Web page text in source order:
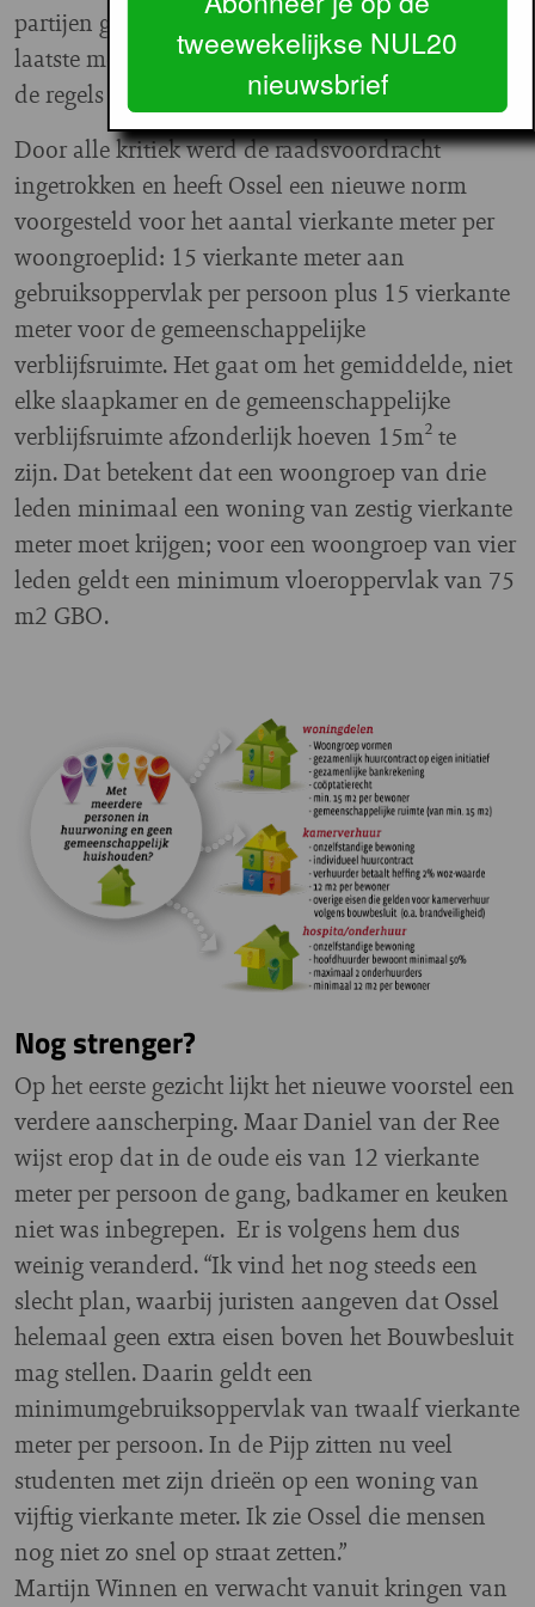
partijen geweest om te voorkomen dat er op het
laatste moment juridische onduidelijkheden in
de regels zouden sluipen.
Door alle kritiek werd de raadsvoordracht
ingetrokken en heeft Ossel een nieuwe norm
voorgesteld voor het aantal vierkante meter per
woongroeplid: 15 vierkante meter aan
gebruiksoppervlak per persoon plus 15 vierkante
meter voor de gemeenschappelijke
verblijfsruimte. Het gaat om het gemiddelde, niet
elke slaapkamer en de gemeenschappelijke
verblijfsruimte afzonderlijk hoeven 15m² te
zijn.Dat betekent dat een woongroep van drie
leden minimaal een woning van zestig vierkante
meter moet krijgen; voor een woongroep van vier
leden geldt een minimum vloeroppervlak van 75
m2 GBO.
Nog strenger?
Op het eerste gezicht lijkt het nieuwe voorstel een
verdere aanscherping. Maar Daniel van der Ree
wijst erop dat in de oude eis van 12 vierkante
meter per persoon de gang, badkamer en keuken
niet was inbegrepen. Er is volgens hem dus
weinig veranderd. “Ik vind het nog steeds een
slecht plan, waarbij juristen aangeven dat Ossel
helemaal geen extra eisen boven het Bouwbesluit
mag stellen. Daarin geldt een
minimumgebruiksoppervlak van twaalf vierkante
meter per persoon. In de Pijp zitten nu veel
studenten met zijn drieën op een woning van
vijftig vierkante meter. Ik zie Ossel die mensen
nog niet zo snel op straat zetten.”
Martijn Winnen en verwacht vanuit kringen van
tweewekelijkse NUL20
nieuwsbrief